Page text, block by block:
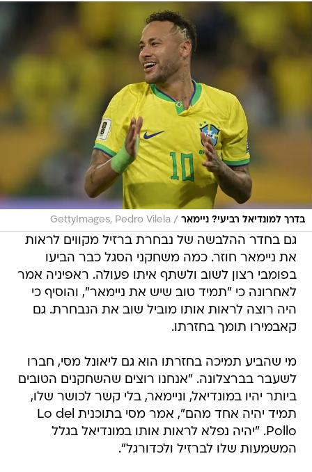
בדרך למונדיאל רביעי? ניימאר /
GettyImages, Pedro Vilela
גם בחדר ההלבשה של נבחרת ברזיל מקווים לראות
את ניימאר חוזר. כמה משחקני הסגל כבר הביעו
בפומבי רצון לשוב ולשתף איתו פעולה. ראפיניה אמר
לאחרונה כי "תמיד טוב שיש את ניימאר", והוסיף כי
היה רוצה לראות אותו מוביל שוב את הנבחרת. גם
קאבמירו תומך בחזרתו.
מי שהביע תמיכה בחזרתו הוא גם ליאונל מסי, חברו
לשעבר בברצלונה. "אנחנו רוצים שהשחקנים הטובים
ביותר יהיו במונדיאל, וניימאר, בלי קשר לכושר שלו,
תמיד יהיה אחד מהם", אמר מסי בתוכנית Lo del
Pollo. "יהיה נפלא לראות אותו במונדיאל בגלל
המשמעות שלו לברזיל ולכדורגל".